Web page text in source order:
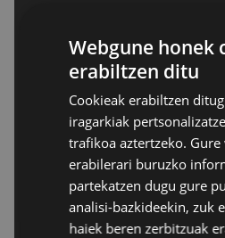
Webgune honek
erabiltzen ditu
Cookieak erabiltzen
iragarkiak
trafikoa aztertzeko.
erabilerari buruzko
partekatzen dugu gure
analisi-bazkideekin, zuk
haiek beren zerbitzuak